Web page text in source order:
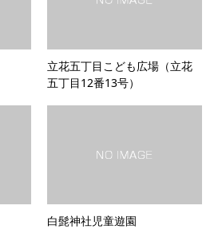
立花五丁目こども広場（立花
五丁目12番13号）
白髭神社児童遊園